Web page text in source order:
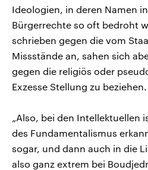
Ideologien, in deren Namen
Bürgerrechte so oft bedroht
schrieben gegen die vom
Missstände an, sahen sich
gegen die religiös oder
Exzesse Stellung zu beziehen.
„Also, bei den Intellektuellen
des Fundamentalismus
sogar, und dann auch in die
also ganz extrem bei